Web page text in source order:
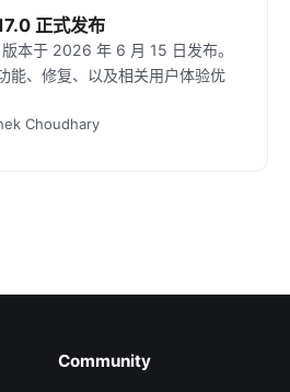
正式发布
本于 2026 年 6 月 15 日发布。
能、修复、以及相关用户体验优
Choudhary
Community